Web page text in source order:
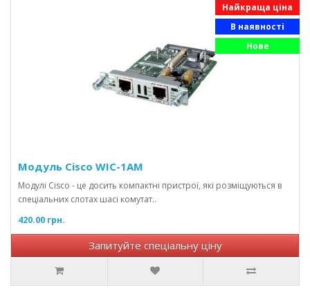
Найкраща ціна
В наявності
Нове
Модуль Cisco WIC-1AM
Модулі Cisco - це досить компактні пристрої, які розміщуються в
спеціальних слотах шасі комутат..
420.00 грн.
Запитуйте спеціальну ціну